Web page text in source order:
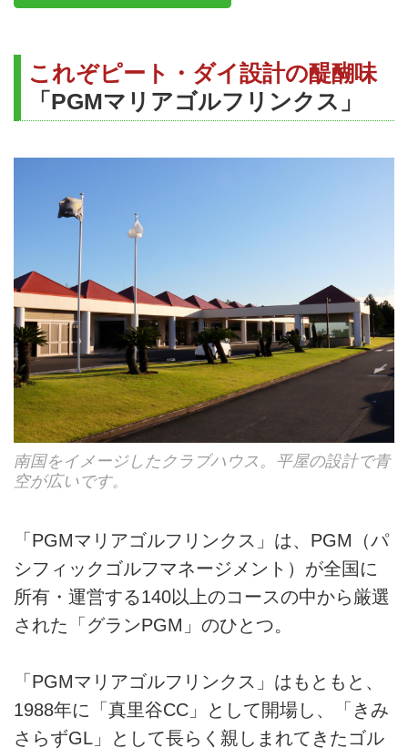
これぞピート・ダイ設計の醍醐味
「PGMマリアゴルフリンクス」
南国をイメージしたクラブハウス。平屋の設計で青
空が広いです。
「PGMマリアゴルフリンクス」は、PGM（パ
シフィックゴルフマネージメント）が全国に
所有・運営する140以上のコースの中から厳選
された「グランPGM」のひとつ。
「PGMマリアゴルフリンクス」はもともと、
1988年に「真里谷CC」として開場し、「きみ
さらずGL」として長らく親しまれてきたゴル